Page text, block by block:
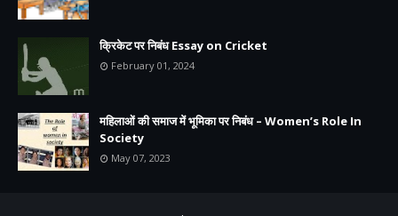
क्रिकेट पर निबंध Essay on Cricket
February 01, 2024
महिलाओं की समाज में भूमिका पर निबंध – Women’s Role In
Society
May 07, 2023